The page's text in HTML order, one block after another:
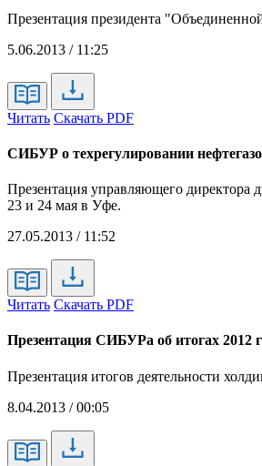
Презентация президента
5.06.2013 / 11:25
Читать Скачать PDF
СИБУР о техрегулировании
Презентация управляющего директора
23 и 24 мая в Уфе.
27.05.2013 / 11:52
Читать Скачать PDF
Презентация СИБУРа об итогах 2012
Презентация итогов деятельности
8.04.2013 / 00:05